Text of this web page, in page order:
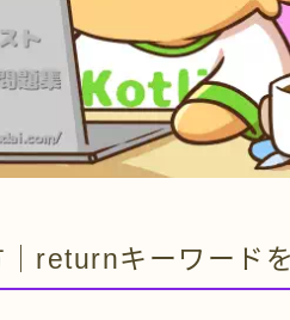
returnキーワード